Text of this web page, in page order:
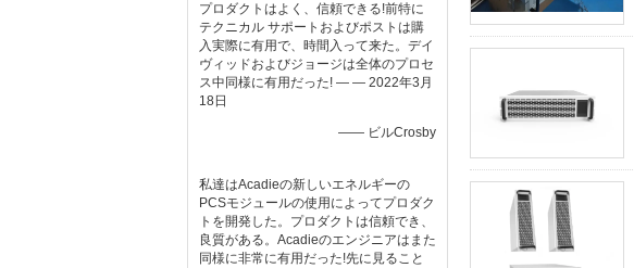
プロダクトはよく、信頼できる!前特に
テクニカル サポートおよびポストは購
入実際に有用で、時間入って来た。デイ
ヴィッドおよびジョージは全体のプロセ
ス中同様に有用だった! — — 2022年3月
18日
—— ビルCrosby
私達はAcadieの新しいエネルギーの
PCSモジュールの使用によってプロダク
トを開発した。プロダクトは信頼でき、
良質がある。Acadieのエンジニアはまた
同様に非常に有用だった!先に見ること